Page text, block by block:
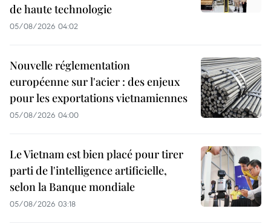
de haute technologie
05/08/2026 04:02
Nouvelle réglementation
européenne sur l'acier : des enjeux
pour les exportations vietnamiennes
05/08/2026 04:00
Le Vietnam est bien placé pour tirer
parti de l'intelligence artificielle,
selon la Banque mondiale
05/08/2026 03:18